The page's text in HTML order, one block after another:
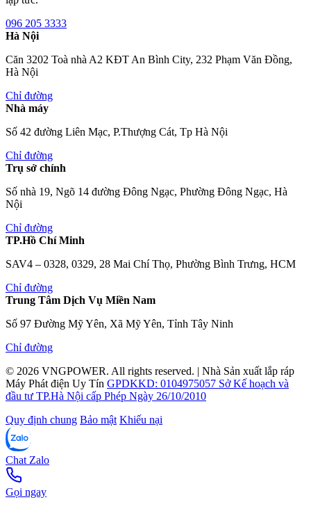
096 205 3333
Hà Nội
Căn 3202 Toà nhà A2 KĐT An Bình City, 232 Phạm Văn Đồng,
Hà Nội
Chỉ đường
Nhà máy
Số 42 đường Liên Mạc, P.Thượng Cát, Tp Hà Nội
Chỉ đường
Trụ sở chính
Số nhà 19, Ngõ 14 đường Đông Ngạc, Phường Đông Ngạc, Hà
Nội
Chỉ đường
TP.Hồ Chí Minh
SAV4 – 0328, 0329, 28 Mai Chí Thọ, Phường Bình Trưng, HCM
Chỉ đường
Trung Tâm Dịch Vụ Miền Nam
Số 97 Đường Mỹ Yên, Xã Mỹ Yên, Tỉnh Tây Ninh
Chỉ đường
© 2026 VNGPOWER. All rights reserved. | Nhà Sản xuất lắp ráp
Máy Phát điện Uy Tín GPDKKD: 0104975057 Sở Kế hoạch và
đầu tư TP.Hà Nội cấp Phép Ngày 26/10/2010
Quy định chung Bảo mật Khiếu nại
Chat Zalo
Gọi ngay